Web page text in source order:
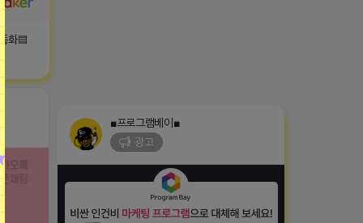
화▤
■프로그램베이■
광고